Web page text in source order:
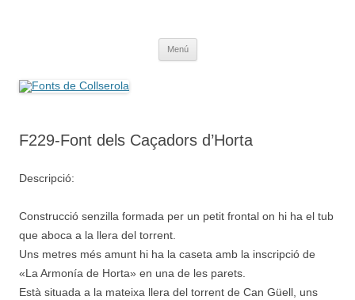
Menú
F229-Font dels Caçadors d’Horta
Descripció:
Construcció senzilla formada per un petit frontal on hi ha el tub
que aboca a la llera del torrent.
Uns metres més amunt hi ha la caseta amb la inscripció de
«La Armonía de Horta» en una de les parets.
Està situada a la mateixa llera del torrent de Can Güell, uns